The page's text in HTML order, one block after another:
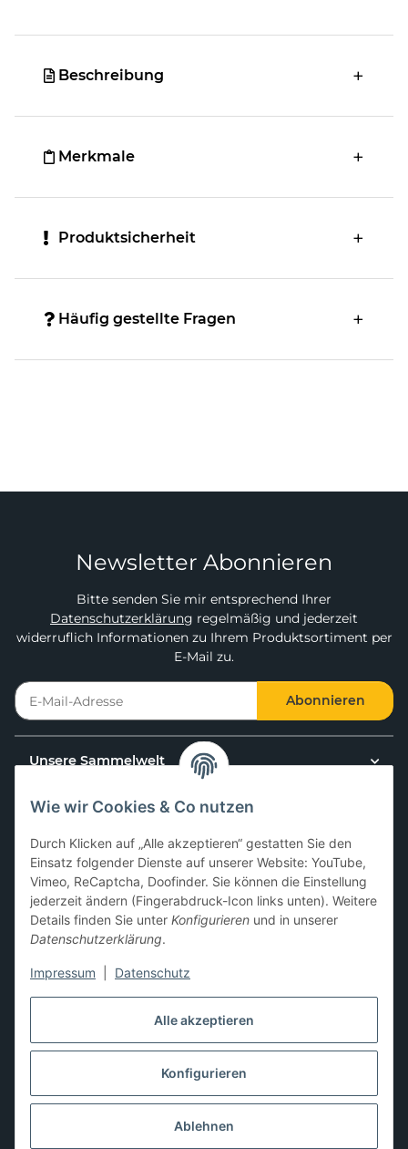
Alle akzeptieren
Konfigurieren
Ablehnen
Wie wir Cookies & Co nutzen
Durch Klicken auf „Alle akzeptieren“ gestatten Sie den
Einsatz folgender Dienste auf unserer Website: YouTube,
Vimeo, ReCaptcha, Doofinder. Sie können die Einstellung
jederzeit ändern (Fingerabdruck-Icon links unten). Weitere
Details finden Sie unter Konfigurieren und in unserer
Datenschutzerklärung.
Impressum Datenschutz
Beschreibung
Merkmale
Produktsicherheit
Häufig gestellte Fragen
Newsletter Abonnieren
Bitte senden Sie mir entsprechend Ihrer
Datenschutzerklärung regelmäßig und jederzeit
widerruflich Informationen zu Ihrem Produktsortiment per
E-Mail zu.
Abonnieren
Unsere Sammelwelt
Kundenservice
News & Aktionen
Gesetzliche Informationen
Hier kannst du uns folgen:
* Alle Preise zzgl. gesetzlicher USt., zzgl.Versand
** Differenzbesteuerung gemäß § 25a UStG,